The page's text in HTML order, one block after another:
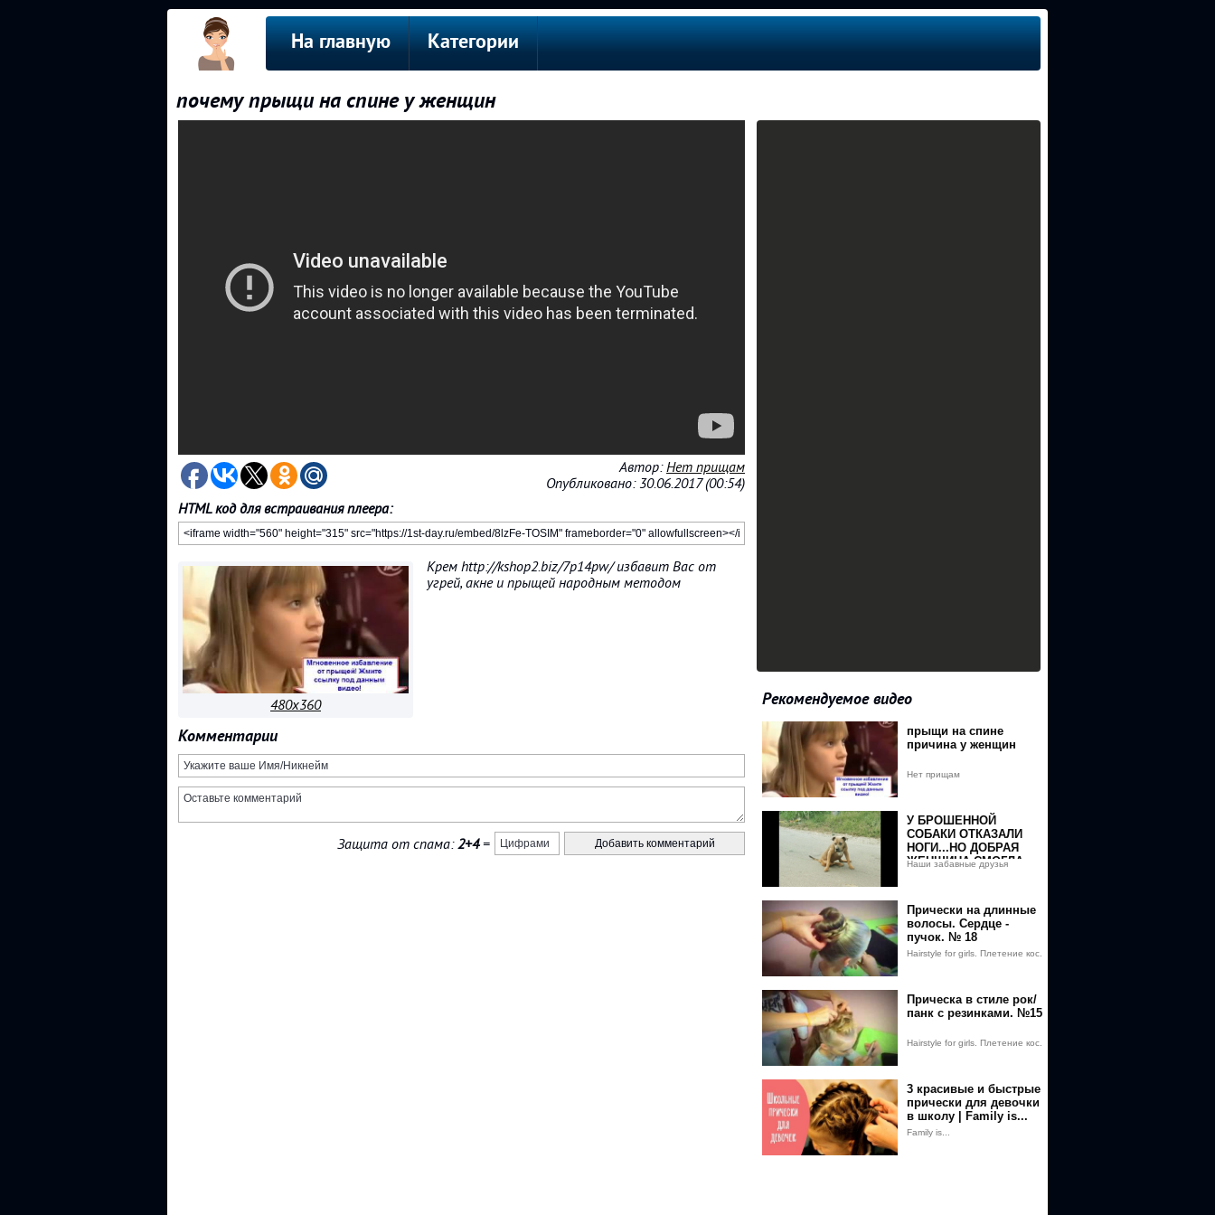
На главную Категории
почему прыщи на спине у женщин
Автор:Нет прищам
Опубликовано: 30.06.2017 (00:54)
HTML код для встраивания плеера:
480x360
Крем http://kshop2.biz/7p14pw/ избавит Вас от
угрей, акне и прыщей народным методом
Комментарии
Защита от спама:2+4=
Рекомендуемое видео
прыщи на спине
причина у женщин
Нет прищам
У БРОШЕННОЙ
СОБАКИ ОТКАЗАЛИ
НОГИ...НО ДОБРАЯ
ЖЕНЩИНА СМОГЛА
Наши забавные друзья
Прически на длинные
волосы. Сердце -
пучок. № 18
Hairstyle for girls. Плетение кос.
Прическа в стиле рок/
панк с резинками. №15
Hairstyle for girls. Плетение кос.
3 красивые и быстрые
прически для девочки
в школу | Family is...
Family is...